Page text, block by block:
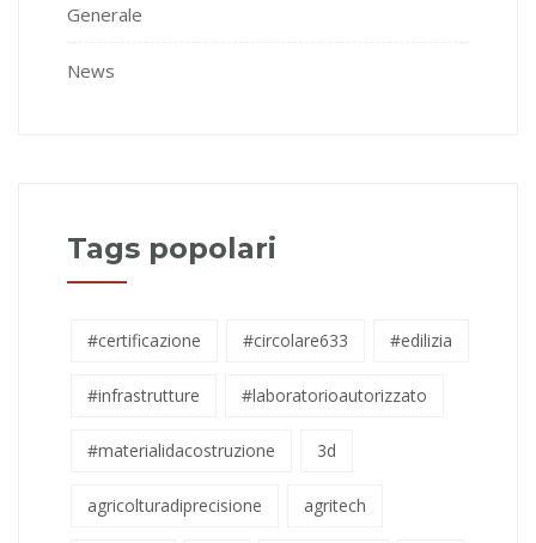
Generale
News
Tags popolari
#certificazione #circolare633 #edilizia
#infrastrutture #laboratorioautorizzato
#materialidacostruzione 3d
agricolturadiprecisione agritech